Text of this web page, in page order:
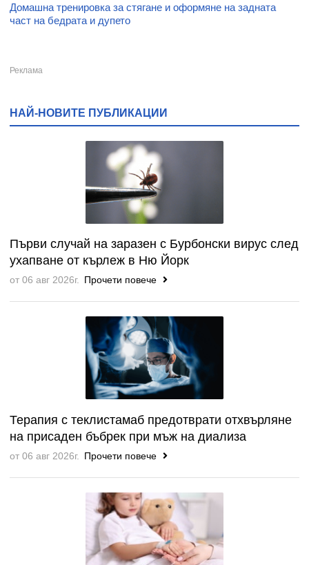
Домашна тренировка за стягане и оформяне на задната
част на бедрата и дупето
НАЙ-НОВИТЕ ПУБЛИКАЦИИ
Първи случай на заразен с Бурбонски вирус след
ухапване от кърлеж в Ню Йорк
от 06 авг 2026г. Прочети повече
Терапия с теклистамаб предотврати отхвърляне
на присаден бъбрек при мъж на диализа
от 06 авг 2026г. Прочети повече